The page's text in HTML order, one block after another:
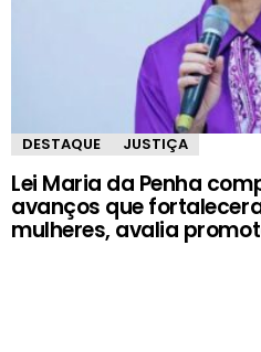
DESTAQUE JUSTIÇA
Lei Maria da Penha
avanços que
mulheres, avalia